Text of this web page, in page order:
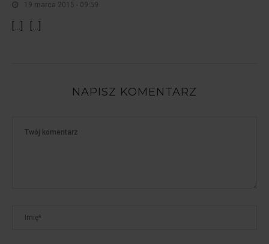
19 marca 2015 - 09:59
[…] […]
NAPISZ KOMENTARZ